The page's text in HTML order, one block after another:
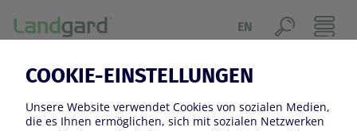
COOKIE-EINSTELLUNGEN
Unsere Website verwendet Cookies von sozialen Medien,
die es Ihnen ermöglichen, sich mit sozialen Netzwerken
EN
IHR KONTAKT BEI
MEDIENANFRAGEN